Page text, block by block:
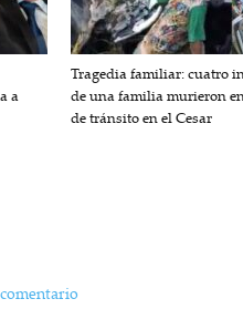
a
Tragedia familiar: cuatro
de una familia murieron
de tránsito en el Cesar